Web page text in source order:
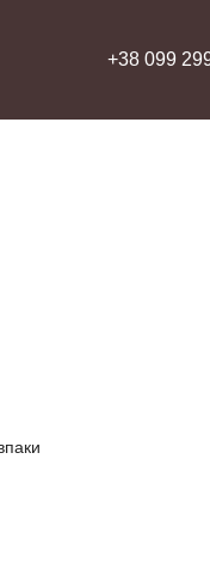
+38 099